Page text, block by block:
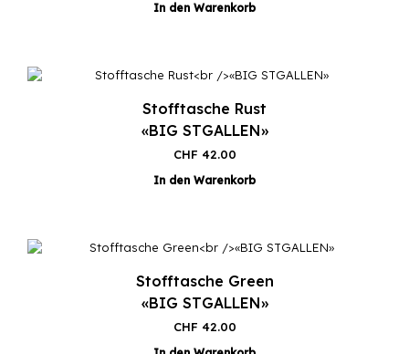
In den Warenkorb
Stofftasche Rust
«BIG STGALLEN»
CHF 42.00
In den Warenkorb
Stofftasche Green
«BIG STGALLEN»
CHF 42.00